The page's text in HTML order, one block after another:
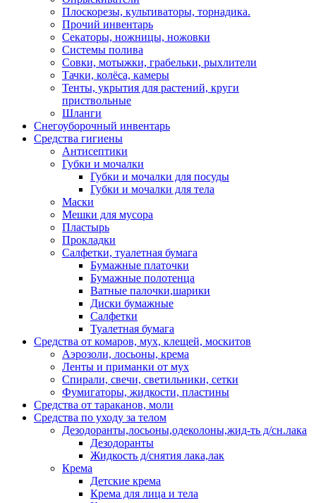
Плоскорезы, культиваторы, торнадика.
Прочий инвентарь
Секаторы, ножницы, ножовки
Системы полива
Совки, мотыжки, грабельки, рыхлители
Тачки, колёса, камеры
Тенты, укрытия для растений, круги
приствольные
Шланги
Снегоуборочный инвентарь
Средства гигиены
Антисептики
Губки и мочалки
Губки и мочалки для посуды
Губки и мочалки для тела
Маски
Мешки для мусора
Пластырь
Прокладки
Салфетки, туалетная бумага
Бумажные платочки
Бумажные полотенца
Ватные палочки,шарики
Диски бумажные
Салфетки
Туалетная бумага
Средства от комаров, мух, клещей, москитов
Аэрозоли, лосьоны, крема
Ленты и приманки от мух
Спирали, свечи, светильники, сетки
Фумигаторы, жидкости, пластины
Средства от тараканов, моли
Средства по уходу за телом
Дезодоранты,лосьоны,одеколоны,жид-ть д/сн.лака
Дезодоранты
Жидкость д/снятия лака,лак
Крема
Детские крема
Крема для лица и тела